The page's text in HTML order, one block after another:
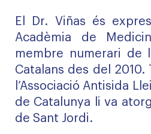
El Dr. Viñas és
Acadèmia de
membre numerari de
Catalans des del
l’Associació Antisida
de Catalunya li va
de Sant Jordi.